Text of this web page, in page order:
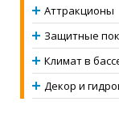
Аттракционы
Защитные
Климат в
Декор и